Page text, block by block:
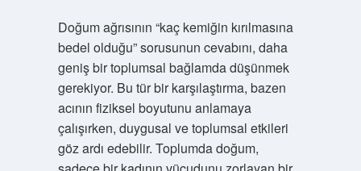
Doğum ağrısının “kaç kemiğin kırılmasına
bedel olduğu” sorusunun cevabını, daha
geniş bir toplumsal bağlamda düşünmek
gerekiyor. Bu tür bir karşılaştırma, bazen
acının fiziksel boyutunu anlamaya
çalışırken, duygusal ve toplumsal etkileri
göz ardı edebilir. Toplumda doğum,